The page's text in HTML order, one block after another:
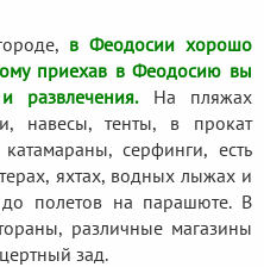
в Феодосии хорошо
приехав в Феодосию вы
развлечения.На пляжах
навесы, тенты, в прокат
серфинги, есть
яхтах, водных лыжах и
до полетов на парашюте. В
различные магазины
зад.